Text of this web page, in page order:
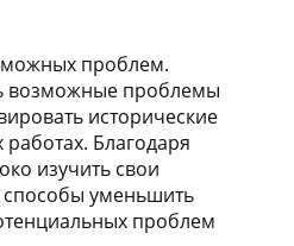
проблем.
возможные проблемы
исторические
Благодаря
изучить свои
уменьшить
проблем